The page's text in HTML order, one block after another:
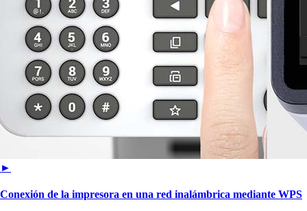
►
Conexión de la impresora en una red inalámbrica mediante WPS